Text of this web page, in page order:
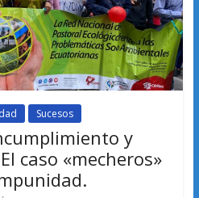
Sucesos
y
caso «mecheros»